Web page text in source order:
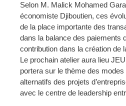
Selon M. Malick Mohamed
économiste Djiboutien, ces
de la place importante des
dans la balance des paiements
contribution dans la création de
Le prochain atelier aura lieu
portera sur le thème des
alternatifs des projets
avec le centre de leadership